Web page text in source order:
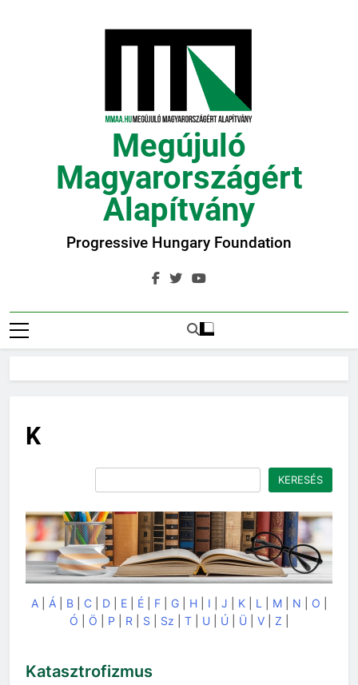
Megújuló
Magyarországért
Alapítvány
Progressive Hungary Foundation
K
KERESÉS
A| Á| B| C| D| E| É| F| G| H| I J K| L M| N O
Ó
Ö P R S Sz T| U| Ú| Ü| V| Z
Katasztrofizmus